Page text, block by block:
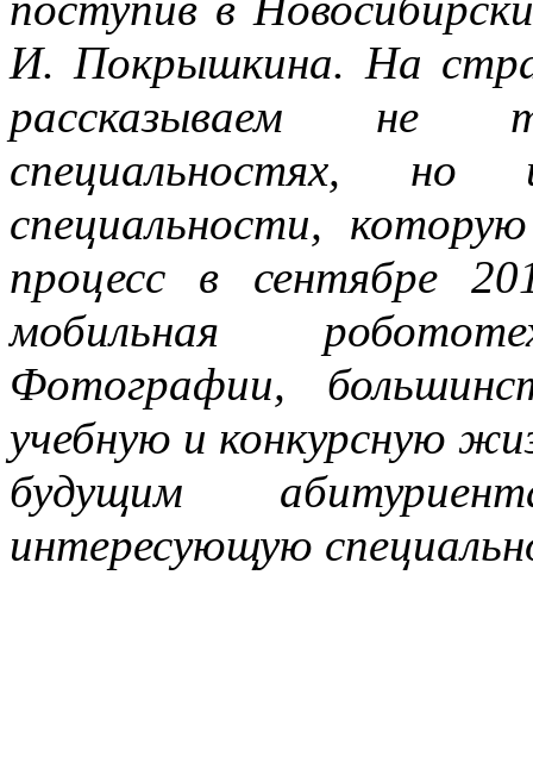
И. Покрышкина. На
рассказываем не
специальностях,
специальности,
процесс в сентябре
мобильная
Фотографии,
учебную и конкурсную
будущим
интересующую